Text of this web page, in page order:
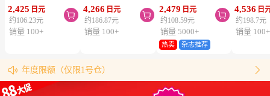
SPF50+ PA++++
50ml 3个装 阻隔紫
外线 持久耐水 户外
2,425 日元
约106.23元

销量 100+
节颈椎疼 4.6×7.2cm
120贴 3个装【第3类
医药品】
4,266 日元
约186.87元

销量 100+
泌体精华液保湿面膜
7片 3个装 Exosome
增加肌肤弹力透明感
2,479 日元
约108.59元

销量 5000+
热卖 杂志推荐
疮 去痘
舒缓炎症
类医药品
4,536 日
约198.7元
销量 100+
 年度限额（仅限1号仓）
同仓库满5000日元包邮（仅限中国大陆地区）
松本清粉丝群来啦！
